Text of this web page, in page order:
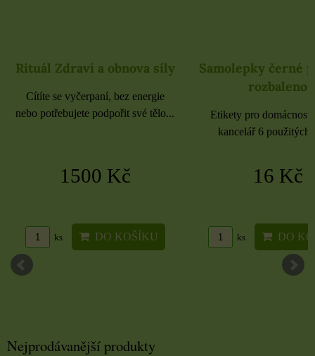
Rituál Zdraví a obnova síly
Cítíte se vyčerpaní, bez energie
nebo potřebujete podpořit své tělo...
1500 Kč
ks DO KOŠÍKU
Samolepky černé
rozbaleno
Etikety pro
kancelář 6 použitých
16 Kč
ks DO
Nejprodávanější produkty